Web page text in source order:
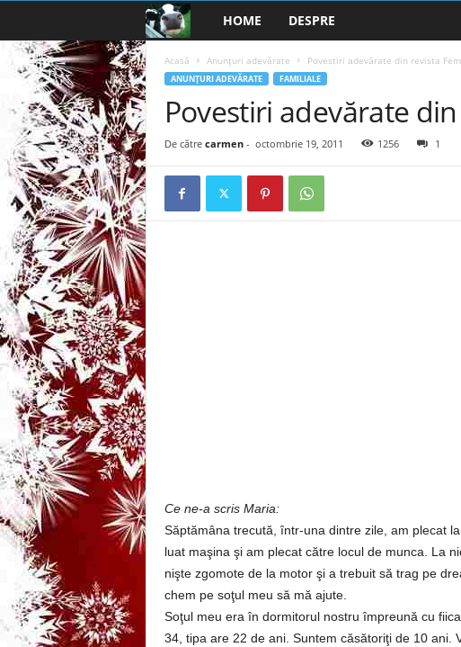
a
u
r
a
n
c
HOME DESPRE
Acasă Anunţuri adevărate Povestiri adevărate din revista
ANUNŢURI ADEVĂRATE FAMILIALE
Povestiri adevărate
De către carmen- octombrie 19, 2011 1256 1
Ce ne-a scris Maria:
Săptămâna trecută, într-una dintre zile, am plecat
luat maşina şi am plecat către locul de munca. La
nişte zgomote de la motor şi a trebuit să trag pe
chem pe soţul meu să mă ajute.
Soţul meu era în dormitorul nostru împreună cu
34, tipa are 22 de ani. Suntem căsătoriţi de 10 ani.